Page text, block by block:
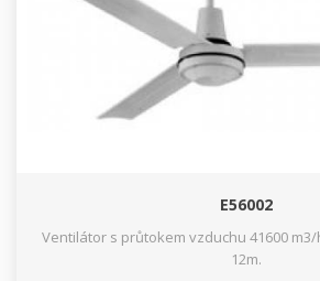
E56002
Ventilátor s průtokem vzduchu 41600
12m.